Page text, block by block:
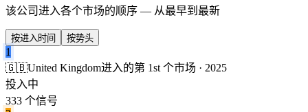
该公司进入各个市场的顺序 — 从最早到最新
按进入时间 按势头
1
🇬🇧United Kingdom进入的第 1st 个市场 · 2025
投入中
333 个信号